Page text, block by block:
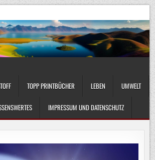
TOPP PRINTBÜCHER LEBEN UMWELT
IMPRESSUM UND DATENSCHUTZ